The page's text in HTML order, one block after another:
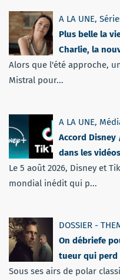
A LA UNE,
Plus belle la
Charlie, la
Alors que l'été approche,
Mistral pour...
A LA UNE,
Accord Disney
dans les
Le 5 août 2026, Disney et
mondial inédit qui p...
DOSSIER -
On débriefe
tueur qui perd
Sous ses airs de polar